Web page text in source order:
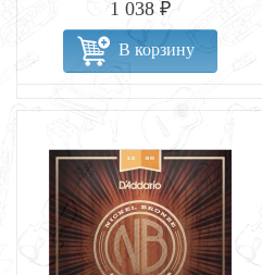
1 038 ₽
В корзину